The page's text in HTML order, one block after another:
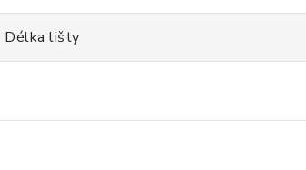
Délka lišty